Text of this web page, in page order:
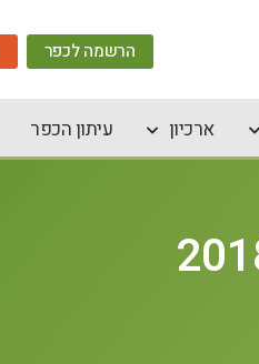
הרשמה לכפר
ארכיון עיתון הכפר